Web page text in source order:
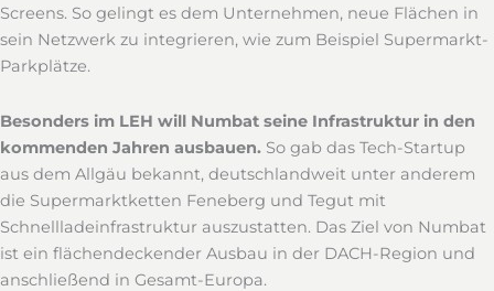
Screens. So gelingt es dem Unternehmen, neue Flächen in
sein Netzwerk zu integrieren, wie zum Beispiel Supermarkt-
Parkplätze.
Besonders im LEH will Numbat seine Infrastruktur in den
kommenden Jahren ausbauen. So gab das Tech-Startup
aus dem Allgäu bekannt, deutschlandweit unter anderem
die Supermarktketten Feneberg und Tegut mit
Schnellladeinfrastruktur auszustatten. Das Ziel von Numbat
ist ein flächendeckender Ausbau in der DACH-Region und
anschließend in Gesamt-Europa.